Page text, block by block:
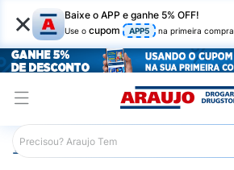
× Baixe o APP e ganhe 5% OFF!
Use o cupom APP5 na primeira compra
Araujo Medicamentos